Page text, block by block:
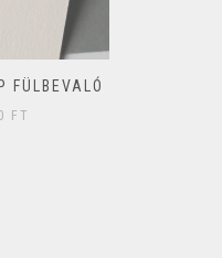
FÜLBEVALÓ
FT